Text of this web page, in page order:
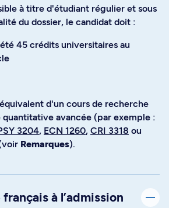
à titre d'étudiant régulier et sous
du dossier, le candidat doit :
45 crédits universitaires au
d'un cours de recherche
quantitative avancée (par exemple :
3204, ECN 1260, CRI 3318 ou
Remarques).
à l’admission